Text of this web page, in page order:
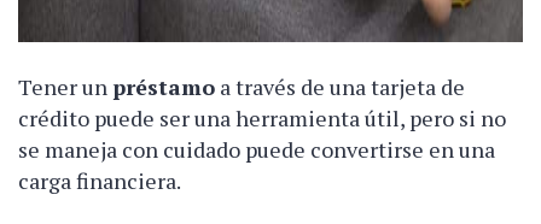
Tener un préstamo a través de una tarjeta de
crédito puede ser una herramienta útil, pero si no
se maneja con cuidado puede convertirse en una
carga financiera.